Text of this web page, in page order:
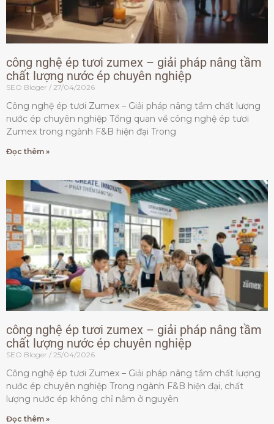
công nghệ ép tươi zumex – giải pháp nâng tầm
chất lượng nước ép chuyên nghiệp
SEO Bloger 27/04/2026
Công nghệ ép tươi Zumex – Giải pháp nâng tầm chất lượng
nước ép chuyên nghiệp Tổng quan về công nghệ ép tươi
Zumex trong ngành F&B hiện đại Trong
Đọc thêm »
công nghệ ép tươi zumex – giải pháp nâng tầm
chất lượng nước ép chuyên nghiệp
SEO Bloger 25/04/2026
Công nghệ ép tươi Zumex – Giải pháp nâng tầm chất lượng
nước ép chuyên nghiệp Trong ngành F&B hiện đại, chất
lượng nước ép không chỉ nằm ở nguyên
Đọc thêm »